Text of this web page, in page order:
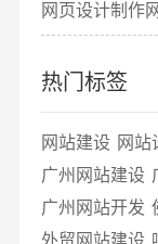
网页设计制作
热门标签
网站建设 网站
广州网站建设
广州网站开发
外贸网站建设